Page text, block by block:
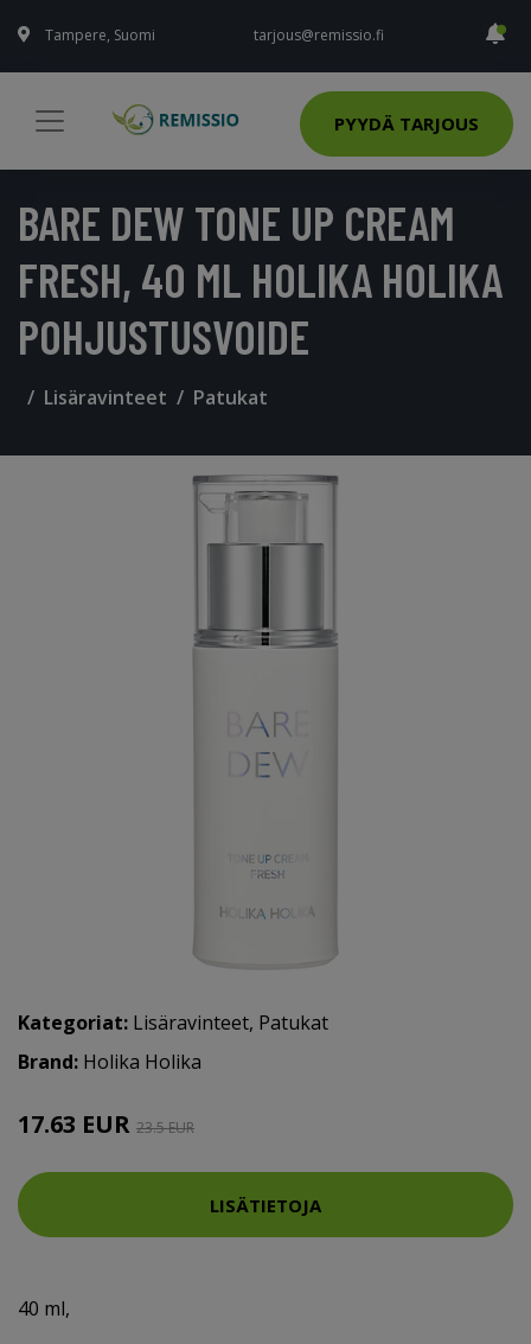
Tampere, Suomi tarjous@remissio.fi
PYYDÄ TARJOUS
BARE DEW TONE UP CREAM
FRESH, 40 ML HOLIKA HOLIKA
POHJUSTUSVOIDE
Lisäravinteet Patukat
Kategoriat: Lisäravinteet, Patukat
Brand: Holika Holika
17.63 EUR 23.5 EUR
LISÄTIETOJA
40 ml,